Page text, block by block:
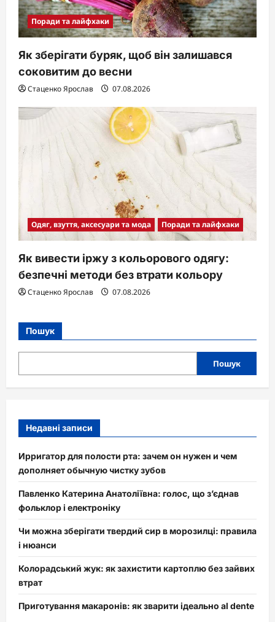
Поради та лайфхаки
Як зберігати буряк, щоб він залишався
соковитим до весни
Стаценко Ярослав 07.08.2026
Одяг, взуття, аксесуари та мода Поради та лайфхаки
Як вивести іржу з кольорового одягу:
безпечні методи без втрати кольору
Стаценко Ярослав 07.08.2026
Пошук
Пошук
Недавні записи
Ирригатор для полости рта: зачем он нужен и чем
дополняет обычную чистку зубов
Павленко Катерина Анатоліївна: голос, що з’єднав
фольклор і електроніку
Чи можна зберігати твердий сир в морозилці: правила
і нюанси
Колорадський жук: як захистити картоплю без зайвих
втрат
Приготування макаронів: як зварити ідеально al dente